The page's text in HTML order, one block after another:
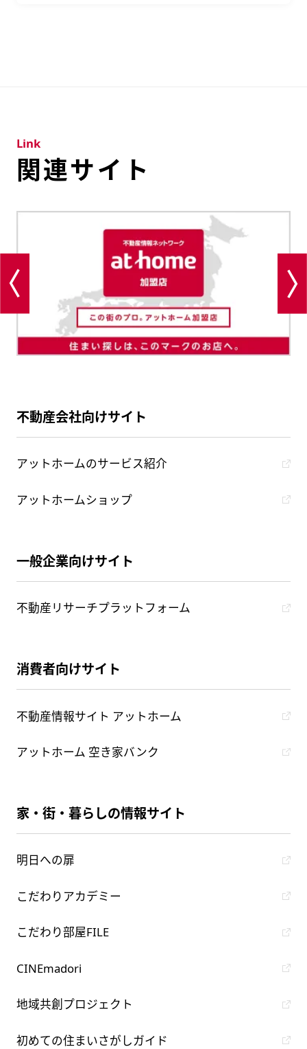
関連サイト
Link
不動産会社向けサイト
アットホームのサービス紹介
アットホームショップ
一般企業向けサイト
不動産リサーチプラットフォーム
消費者向けサイト
不動産情報サイト アットホーム
アットホーム 空き家バンク
家・街・暮らしの情報サイト
明日への扉
こだわりアカデミー
こだわり部屋FILE
CINEmadori
地域共創プロジェクト
初めての住まいさがしガイド